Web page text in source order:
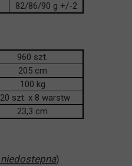
)
960 szt.
205 cm
100 kg
szt. x 8 warstw
23,3 cm
82/86/90 g +/-2